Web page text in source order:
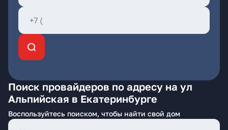
Поиск провайдеров по адресу на ул
Альпийская в Екатеринбурге
Воспользуйтесь поиском, чтобы найти свой дом